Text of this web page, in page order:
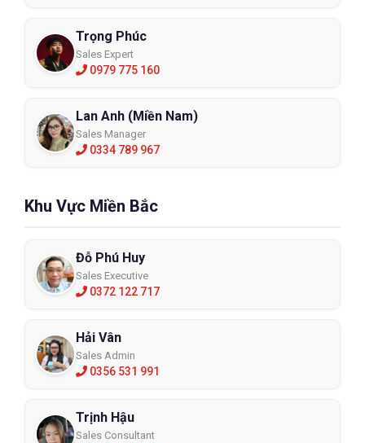
Trọng Phúc
Sales Expert
0979 775 160
Lan Anh (Miền Nam)
Sales Manager
0334 789 967
Khu Vực Miền Bắc
Đỗ Phú Huy
Sales Executive
0372 122 717
Hải Vân
Sales Admin
0356 531 991
Trịnh Hậu
Sales Consultant